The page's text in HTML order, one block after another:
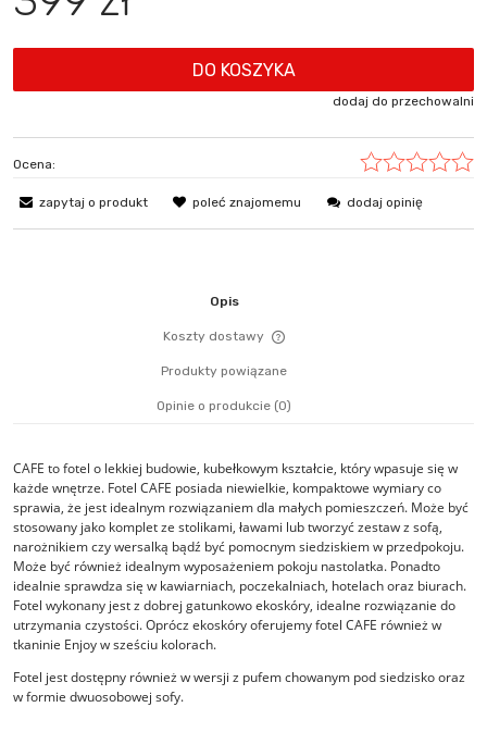
DO KOSZYKA
dodaj do przechowalni
Ocena:
zapytaj o produkt poleć znajomemu dodaj opinię
Opis
Koszty dostawy
Produkty powiązane
Opinie o produkcie (0)
CAFE to fotel o lekkiej budowie, kubełkowym kształcie, który wpasuje się w
każde wnętrze. Fotel CAFE posiada niewielkie, kompaktowe wymiary co
sprawia, że jest idealnym rozwiązaniem dla małych pomieszczeń. Może być
stosowany jako komplet ze stolikami, ławami lub tworzyć zestaw z sofą,
narożnikiem czy wersalką bądź być pomocnym siedziskiem w przedpokoju.
Może być również idealnym wyposażeniem pokoju nastolatka. Ponadto
idealnie sprawdza się w kawiarniach, poczekalniach, hotelach oraz biurach.
Fotel wykonany jest z dobrej gatunkowo ekoskóry, idealne rozwiązanie do
utrzymania czystości. Oprócz ekoskóry oferujemy fotel CAFE również w
tkaninie Enjoy w sześciu kolorach.
Fotel jest dostępny również w wersji z pufem chowanym pod siedzisko oraz
w formie dwuosobowej sofy.